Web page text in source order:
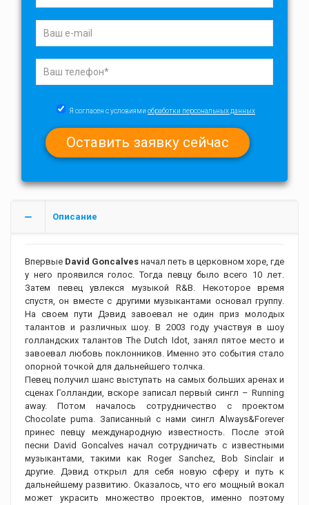
Я согласен с условиями обработки персональных данных
Описание
Впервые David Goncalves начал петь в церковном хоре, где
у него проявился голос. Тогда певцу было всего 10 лет.
Затем певец увлекся музыкой R&B. Некоторое время
спустя, он вместе с другими музыкантами основал группу.
На своем пути Дэвид завоевал не один приз молодых
талантов и различных шоу. В 2003 году участвуя в шоу
голландских талантов The Dutch Idot, занял пятое место и
завоевал любовь поклонников. Именно это события стало
опорной точкой для дальнейшего толчка.
Певец получил шанс выступать на самых больших аренах и
сценах Голландии, вскоре записал первый сингл – Running
away. Потом началось сотрудничество с проектом
Chocolate puma. Записанный с нами сингл Always&Forever
принес певцу международную известность. После этой
песни David Goncalves начал сотрудничать с известными
музыкантами, такими как Roger Sanchez, Bob Sinclair и
другие. Дэвид открыл для себя новую сферу и путь к
дальнейшему развитию. Оказалось, что его мощный вокал
может украсить множество проектов, именно поэтому